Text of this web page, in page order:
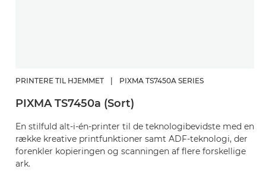
PRINTERE TIL HJEMMET | PIXMA TS7450A SERIES
PIXMA TS7450a (Sort)
En stilfuld alt-i-én-printer til de teknologibevidste med en
række kreative printfunktioner samt ADF-teknologi, der
forenkler kopieringen og scanningen af flere forskellige
ark.